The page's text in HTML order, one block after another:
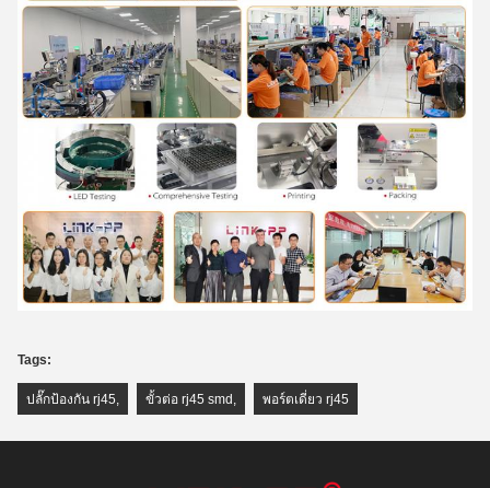
Tags:
ปลั๊กป้องกัน rj45, ขั้วต่อ rj45 smd , พอร์ตเดี่ยว rj45